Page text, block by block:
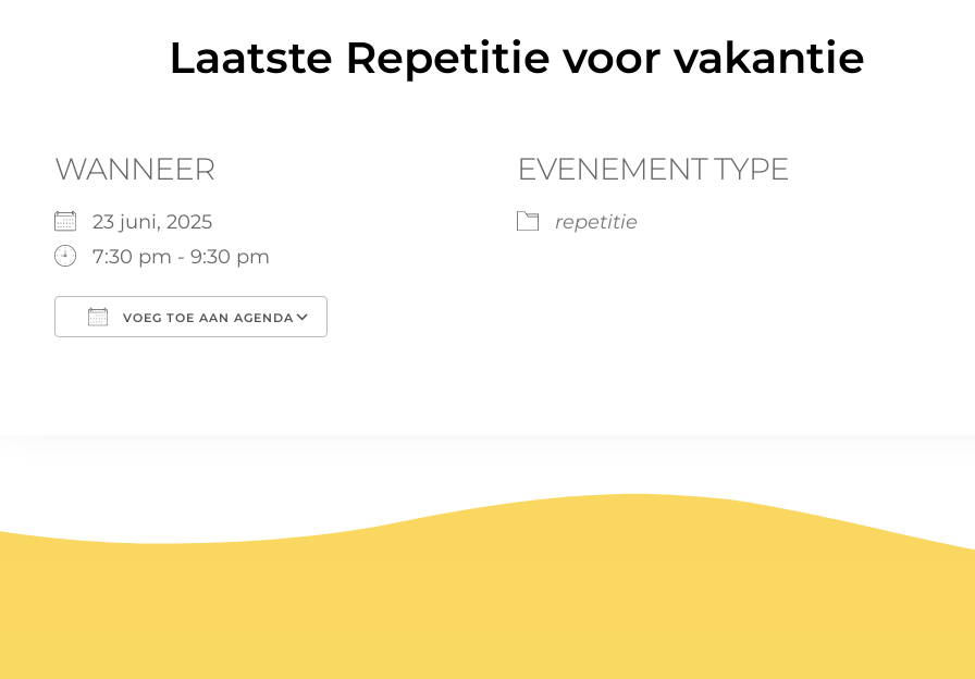
Laatste Repetitie voor vakantie
WANNEER
23 juni, 2025
7:30 pm - 9:30 pm
VOEG TOE AAN AGENDA
EVENEMENT TYPE
repetitie